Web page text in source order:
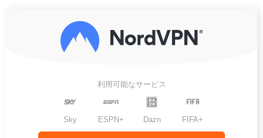
利用可能なサービス
Sky ESPN+ Dazn FIFA+